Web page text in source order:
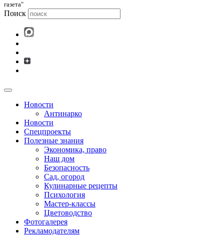
газета"
Поиск
Новости
Антинарко
Новости
Спецпроекты
Полезные знания
Экономика, право
Наш дом
Безопасность
Сад, огород
Кулинарные рецепты
Психология
Мастер-классы
Цветоводство
Фотогалерея
Рекламодателям